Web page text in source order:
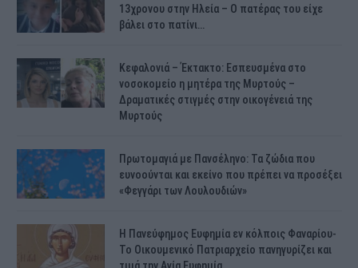
13χρονου στην Ηλεία – Ο πατέρας του είχε
βάλει στο πατίνι…
Κεφαλονιά – Έκτακτο: Εσπευσμένα στο
νοσοκομείο η μητέρα της Μυρτούς –
Δραματικές στιγμές στην οικογένειά της
Μυρτούς
Πρωτομαγιά με Πανσέληνο: Τα ζώδια που
ευνοούνται και εκείνο που πρέπει να προσέξει
«Φεγγάρι των Λουλουδιών»
H Πανεύφημος Ευφημία εν κόλποις Φαναρίου-
Το Οικουμενικό Πατριαρχείο πανηγυρίζει και